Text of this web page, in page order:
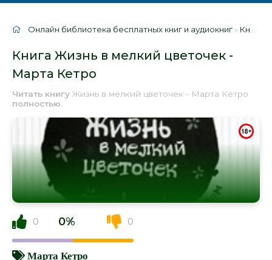
Онлайн библиотека бесплатных книг и аудиокниг » Книги
Книга Жизнь в мелкий цветочек -
Марта Кетро
Читать книгу Жизнь в мелкий цветочек - Марта Кетро
полностью
0 0% 0
Марта Кетро